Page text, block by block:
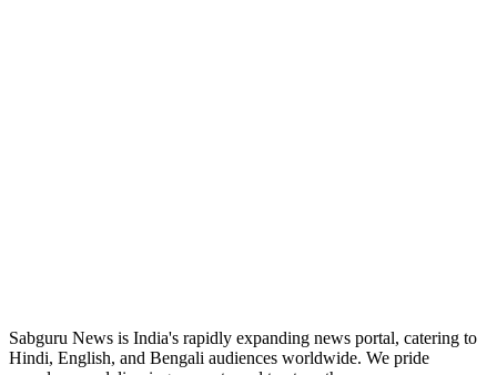
Sabguru News is India's rapidly expanding news portal, catering to
Hindi, English, and Bengali audiences worldwide. We pride